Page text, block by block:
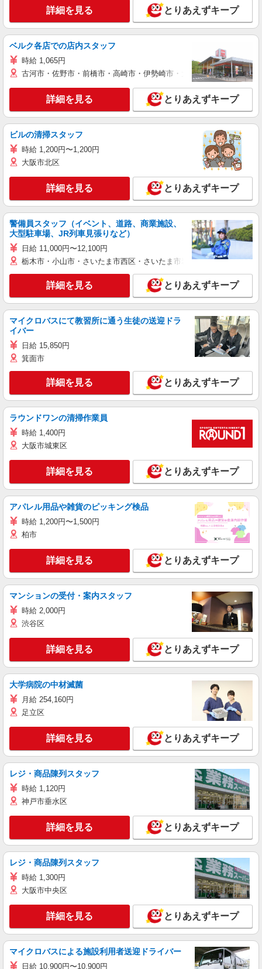
詳細を見る とりあえずキープ
ベルク各店での店内スタッフ
時給 1,065円
古河市・佐野市・前橋市・高崎市・伊勢崎市・太田市・館林市・藤
詳細を見る とりあえずキープ
ビルの清掃スタッフ
時給 1,200円〜1,200円
大阪市北区
詳細を見る とりあえずキープ
警備員スタッフ（イベント、道路、商業施設、
大型駐車場、JR列車見張りなど）
日給 11,000円〜12,100円
栃木市・小山市・さいたま市西区・さいたま市岩槻区・久喜市・蓮田
詳細を見る とりあえずキープ
マイクロバスにて教習所に通う生徒の送迎ドラ
イバー
日給 15,850円
箕面市
詳細を見る とりあえずキープ
ラウンドワンの清掃作業員
時給 1,400円
大阪市城東区
詳細を見る とりあえずキープ
アパレル用品や雑貨のピッキング検品
時給 1,200円〜1,500円
柏市
詳細を見る とりあえずキープ
マンションの受付・案内スタッフ
時給 2,000円
渋谷区
詳細を見る とりあえずキープ
大学病院の中材滅菌
月給 254,160円
足立区
詳細を見る とりあえずキープ
レジ・商品陳列スタッフ
時給 1,120円
神戸市垂水区
詳細を見る とりあえずキープ
レジ・商品陳列スタッフ
時給 1,300円
大阪市中央区
詳細を見る とりあえずキープ
マイクロバスによる施設利用者送迎ドライバー
日給 10,900円〜10,900円